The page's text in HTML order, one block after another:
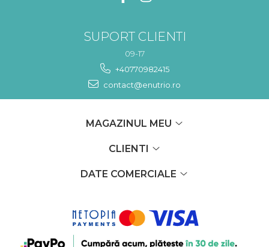
SUPORT CLIENTI
09-17
+40770982415
contact@enutrio.ro
MAGAZINUL MEU
CLIENTI
DATE COMERCIALE